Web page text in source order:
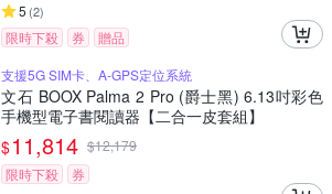
5 (2)
限時下殺 券
贈品
支援5G SIM卡、A-GPS定位系統
文石 BOOX Palma 2 Pro (爵士黑) 6.13吋彩色
手機型電子書閱讀器【二合一皮套組】
$11,814 $12,179
限時下殺
券